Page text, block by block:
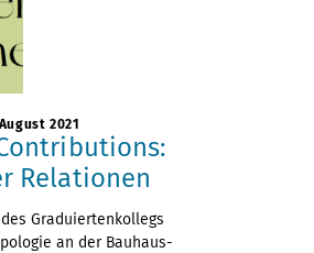
2021
Relationen
Graduiertenkollegs
an der Bauhaus-